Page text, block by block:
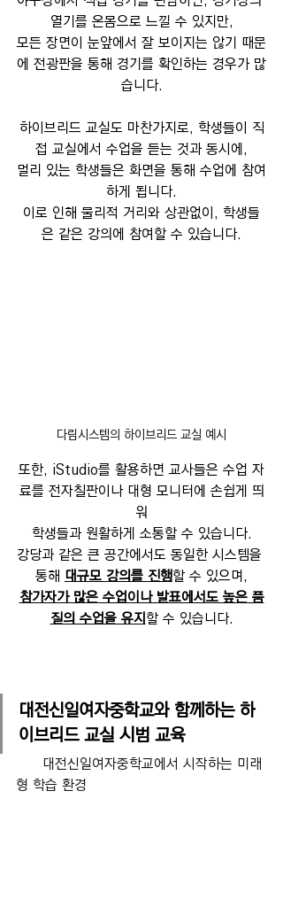
열기를 온몸으로 느낄 수 있지만,
모든 장면이 눈앞에서 잘 보이지는 않기 때문
에 전광판을 통해 경기를 확인하는 경우가 많
습니다.
하이브리드 교실도 마찬가지로, 학생들이 직
접 교실에서 수업을 듣는 것과 동시에,
멀리 있는 학생들은 화면을 통해 수업에 참여
하게 됩니다.
이로 인해 물리적 거리와 상관없이, 학생들
은 같은 강의에 참여할 수 있습니다.
다림시스템의 하이브리드 교실 예시
또한, iStudio를 활용하면 교사들은 수업 자
료를 전자칠판이나 대형 모니터에 손쉽게 띄
워
학생들과 원활하게 소통할 수 있습니다.
강당과 같은 큰 공간에서도 동일한 시스템을
통해 대규모 강의를 진행할 수 있으며,
참가자가 많은 수업이나 발표에서도 높은 품
질의 수업을 유지할 수 있습니다.
대전신일여자중학교와 함께하는 하
이브리드 교실 시범 교육
형 학습 환경